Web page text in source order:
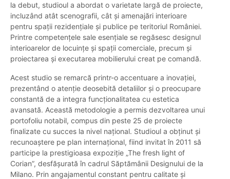
la debut, studioul a abordat o varietate largă de proiecte,
incluzând atât scenografii, cât și amenajări interioare
pentru spații rezidențiale și publice pe teritoriul României.
Printre competențele sale esențiale se regăsesc designul
interioarelor de locuințe și spații comerciale, precum și
proiectarea și executarea mobilierului creat pe comandă.
Acest studio se remarcă printr-o accentuare a inovației,
prezentând o atenție deosebită detaliilor și o preocupare
constantă de a integra funcționalitatea cu estetica
avansată. Această metodologie a permis dezvoltarea unui
portofoliu notabil, compus din peste 25 de proiecte
finalizate cu succes la nivel național. Studioul a obținut și
recunoaștere pe plan internațional, fiind invitat în 2011 să
participe la prestigioasa expoziție „The fresh light of
Corian”, desfășurată în cadrul Săptămânii Designului de la
Milano. Prin angajamentul constant pentru calitate și